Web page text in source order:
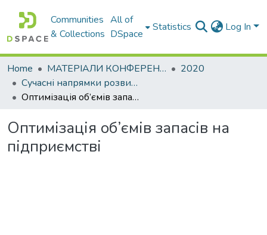
Communities
& Collections
All of
DSpace
Statistics Log In
Home МАТЕРІАЛИ КОНФЕРЕНЦІЙ
2020
Сучасні напрямки розвитку економіки і менеджменту на підприємствах України
Оптимізація об’ємів запасів на підприємстві
Оптимізація об’ємів запасів на
підприємстві